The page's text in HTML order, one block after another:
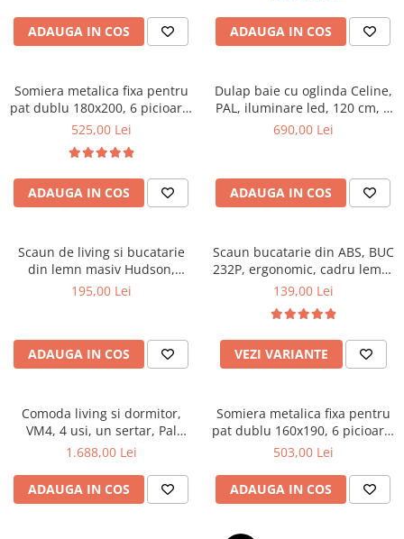
Saltele 140x200
Saltele 180x200
Top saltele
Top saltele 5 cm
Top saltele memory 5 cm
Top saltele MemoHR 6.5 cm
Saltele cu plasa de arcuri
Saltele cu spuma
Scaune ergonomice
Etajere Birou
Birouri
Scaune pentru birou
Scaune pentru vizitatori
Scaune manager
Mobilier bucatarie
Mese bucatarie
Mobila bucatarie
Seturi mese si scaune bucatarie
Mobilier hol
Suporturi si rafturi pantofi
Portmantouri
Seturi mobilier hol
Stender haine
Etajere
ADAUGA IN COS ADAUGA IN COS
Somiera metalica fixa pentru
pat dublu 180x200, 6 picioare,
32 lamele lemn fag, benzi
negru
525,00 Lei
ADAUGA IN COS
Dulap baie cu oglinda Celine,
PAL, iluminare led, 120 cm, 3
usi, 3 rafturi, soft close, alb
690,00 Lei
ADAUGA IN COS
Scaun de living si bucatarie
din lemn masiv Hudson,
tapiterie stofa,100 kg,
195,00 Lei
ADAUGA IN COS
Scaun bucatarie din ABS, BUC
232P, ergonomic, cadru lemn,
100 kg
139,00 Lei
VEZI VARIANTE
Comoda living si dormitor,
VM4, 4 usi, un sertar, Pal
melaminat, cu insertii MDF,
1.688,00 Lei
ADAUGA IN COS
Somiera metalica fixa pentru
pat dublu 160x190, 6 picioare,
30 lamele lemn fag, benzi
negru
503,00 Lei
ADAUGA IN COS